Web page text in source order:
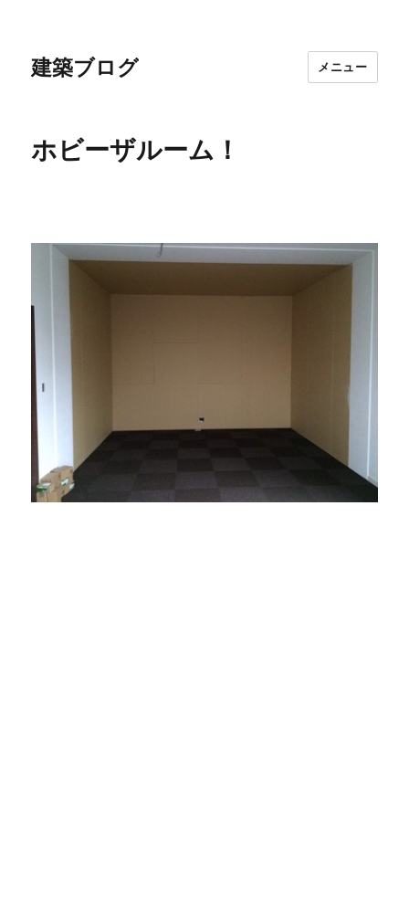
建築ブログ メニュー
ホビーザルーム！